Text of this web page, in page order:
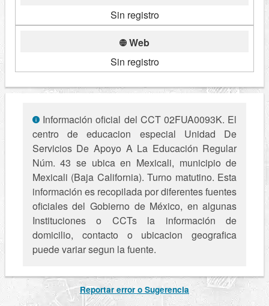
Sin registro
Web
Sin registro
Información oficial del CCT 02FUA0093K. El
centro de educacion especial Unidad De
Servicios De Apoyo A La Educación Regular
Núm. 43 se ubica en Mexicali, municipio de
Mexicali (Baja California). Turno matutino. Esta
información es recopilada por diferentes fuentes
oficiales del Gobierno de México, en algunas
Instituciones o CCTs la información de
domicilio, contacto o ubicacion geografica
puede variar segun la fuente.
Reportar error o Sugerencia